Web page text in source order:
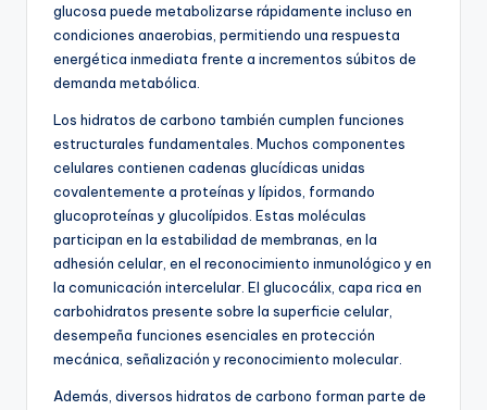
glucosa puede metabolizarse rápidamente incluso en
condiciones anaerobias, permitiendo una respuesta
energética inmediata frente a incrementos súbitos de
demanda metabólica.
Los hidratos de carbono también cumplen funciones
estructurales fundamentales. Muchos componentes
celulares contienen cadenas glucídicas unidas
covalentemente a proteínas y lípidos, formando
glucoproteínas y glucolípidos. Estas moléculas
participan en la estabilidad de membranas, en la
adhesión celular, en el reconocimiento inmunológico y en
la comunicación intercelular. El glucocálix, capa rica en
carbohidratos presente sobre la superficie celular,
desempeña funciones esenciales en protección
mecánica, señalización y reconocimiento molecular.
Además, diversos hidratos de carbono forman parte de